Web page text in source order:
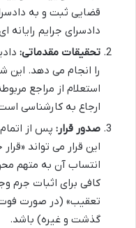
قضایی ثبت و به
دادسرای جرایم رایانه
تحقیقات مقدماتی:
را انجام می دهد. این
استعلام از مراجع
ارجاع به کارشناسی
صدور قرار: پس از
این قرار می تواند
انتساب آن به متهم
کافی برای اثبات جرم
تعقیب» (در صورت
گذشت و غیره) باشد.